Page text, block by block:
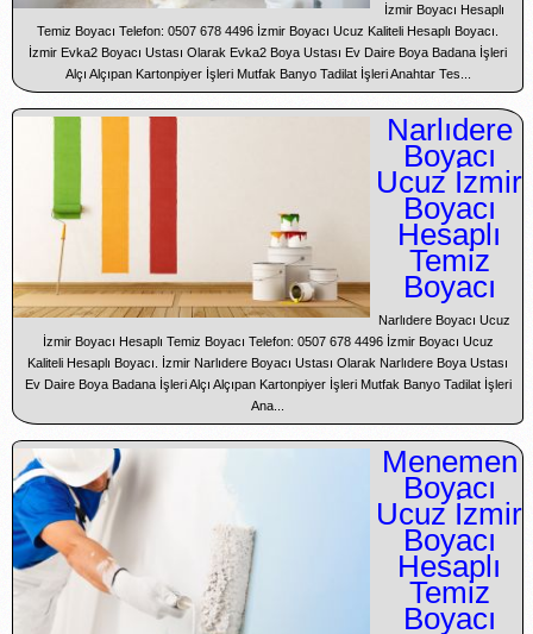
İzmir Boyacı Hesaplı
Temiz Boyacı Telefon: 0507 678 4496 İzmir Boyacı Ucuz Kaliteli Hesaplı Boyacı.
İzmir Evka2 Boyacı Ustası Olarak Evka2 Boya Ustası Ev Daire Boya Badana İşleri
Alçı Alçıpan Kartonpiyer İşleri Mutfak Banyo Tadilat İşleri Anahtar Tes...
Narlıdere
Boyacı
Ucuz İzmir
Boyacı
Hesaplı
Temiz
Boyacı
Narlıdere Boyacı Ucuz
İzmir Boyacı Hesaplı Temiz Boyacı Telefon: 0507 678 4496 İzmir Boyacı Ucuz
Kaliteli Hesaplı Boyacı. İzmir Narlıdere Boyacı Ustası Olarak Narlıdere Boya Ustası
Ev Daire Boya Badana İşleri Alçı Alçıpan Kartonpiyer İşleri Mutfak Banyo Tadilat İşleri
Ana...
Menemen
Boyacı
Ucuz İzmir
Boyacı
Hesaplı
Temiz
Boyacı